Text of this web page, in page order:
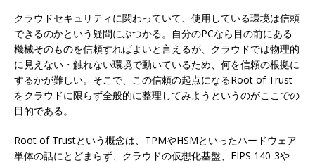
クラウドセキュリティに関わっていて、使用している環境は信頼
できるのかという疑問にぶつかる。自分のPCなら目の前にある
機械そのものを信頼すればよいと言えるが、クラウドでは物理的
に見えない・触れない環境で動いているため、何を信頼の根拠に
するかが難しい。そこで、この信頼の起点になるRoot of Trust
をクラウドに限らず全般的に整理してみようというのがここでの
目的である。
Root of Trustという概念は、TPMやHSMといったハードウェア
単体の話にとどまらず、クラウドの仮想化基盤、FIPS 140-3や